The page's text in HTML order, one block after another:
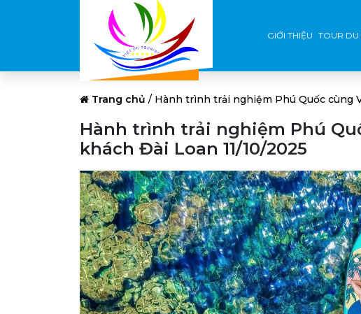
GIỚI THIỆU TOUR DU
Trang chủ / Hành trình trải nghiệm Phú Quốc cùng
Hành trình trải nghiệm Phú
khách Đài Loan 11/10/2025